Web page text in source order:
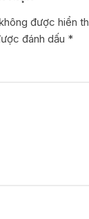
được hiển
đánh dấu *